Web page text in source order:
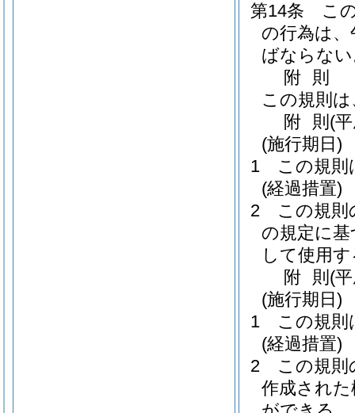
第14条
こ
の行為は
ばならな
附 則
この規則
附 則 (
(施行期日)
1
この規則
(経過措置)
2
この規則
の規定に
して使用
附 則 (
(施行期日)
1
この規則
(経過措置)
2
この規則
作成され